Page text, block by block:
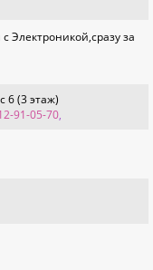
Электроникой,сразу за
6 (3 этаж)
91-05-70,